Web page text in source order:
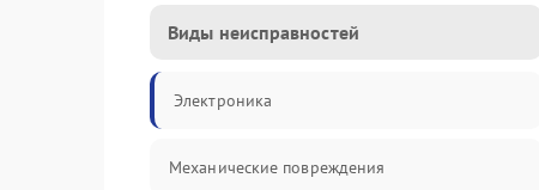
Виды неисправностей
Электроника
Механические повреждения